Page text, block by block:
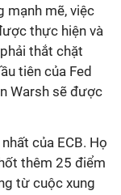
mạnh mẽ, việc
thực hiện và
thắt chặt
tiên của Fed
Warsh sẽ được
của ECB. Họ
thêm 25 điểm
từ cuộc xung